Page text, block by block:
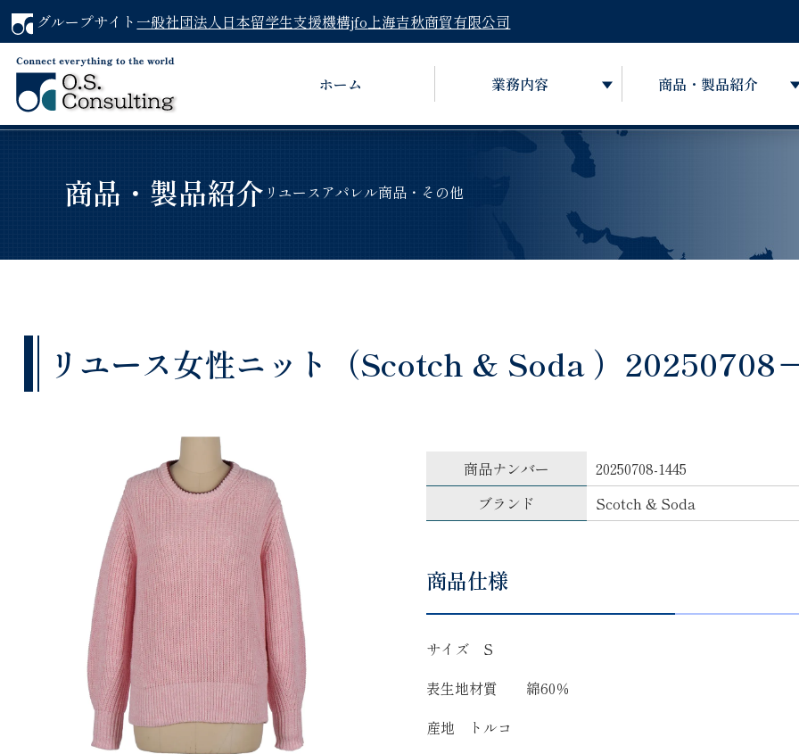
グループサイト 一般社団法人日本留学生支援機構jfo 上海吉秋商貿有限公司
ホーム 業務内容 商品・製品紹介
商品・製品紹介 リユースアパレル商品・その他
リユース女性ニット（Scotch & Soda ）20250708
商品ナンバー
20250708-1445
ブランド
Scotch & Soda
商品仕様
サイズ S
表生地材質 綿60％
産地 トルコ